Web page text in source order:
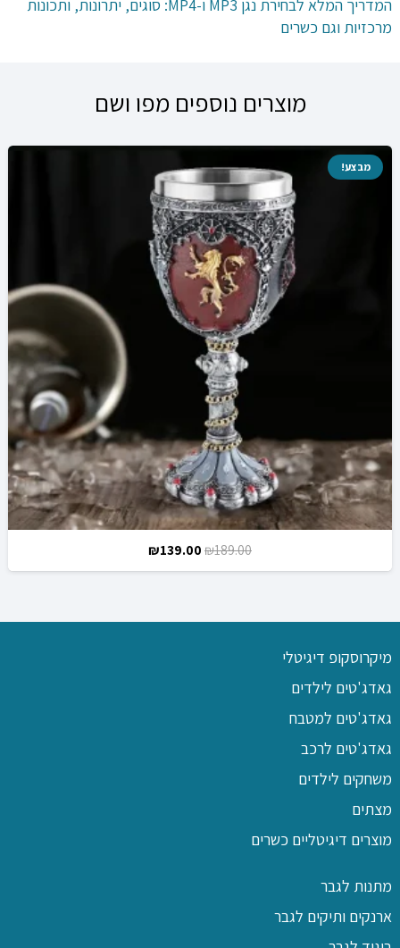
המדריך המלא לבחירת נגן MP3 ו-MP4: סוגים, יתרונות, ותכונות
מרכזיות וגם כשרים
מוצרים נוספים מפו ושם
מבצע!
₪189.00
המחיר
המקורי
₪189.00.
₪139.00
המחיר
הנוכחי
₪139.00.
מיקרוסקופ דיגיטלי
גאדג'טים לילדים
גאדג'טים למטבח
גאדג'טים לרכב
משחקים לילדים
מצתים
מוצרים דיגיטליים כשרים
מתנות לגבר
ארנקים ותיקים לגבר